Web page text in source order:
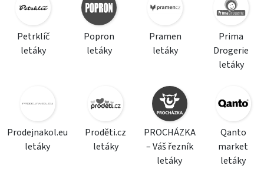
Petrklíč
letáky
Popron
letáky
Pramen
letáky
Prima
Drogerie
letáky
Prodejnakol.eu
letáky
Proděti.cz
letáky
PROCHÁZKA
– Váš řezník
letáky
Qanto
market
letáky